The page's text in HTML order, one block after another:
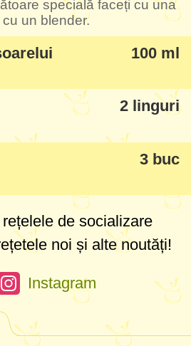
specială faceți cu una
un blender.
100 ml
2 linguri
3 buc
de socializare
noi și alte noutăți!
Instagram